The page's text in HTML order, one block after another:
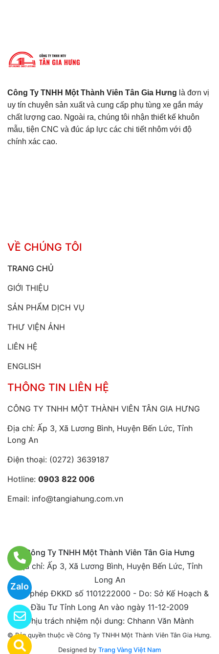
Zalo
Công Ty TNHH Một Thành Viên Tân Gia Hưng là đơn vị
uy tín chuyên sản xuất và cung cấp phụ tùng xe gắn máy
chất lượng cao. Ngoài ra, chúng tôi nhận thiết kế khuôn
mẫu, tiện CNC và đúc áp lực các chi tiết nhôm với độ
chính xác cao.
VỀ CHÚNG TÔI
TRANG CHỦ
GIỚI THIỆU
SẢN PHẨM DỊCH VỤ
THƯ VIỆN ẢNH
LIÊN HỆ
ENGLISH
THÔNG TIN LIÊN HỆ
CÔNG TY TNHH MỘT THÀNH VIÊN TÂN GIA HƯNG
Địa chỉ: Ấp 3, Xã Lương Bình, Huyện Bến Lức, Tỉnh
Long An
Điện thoại: (0272) 3639187
Hotline: 0903 822 006
Email: info@tangiahung.com.vn
Công Ty TNHH Một Thành Viên Tân Gia Hưng
Địa chỉ: Ấp 3, Xã Lương Bình, Huyện Bến Lức, Tỉnh
Long An
Giấy phép ĐKKD số 1101222000 - Do: Sở Kế Hoạch &
Đầu Tư Tỉnh Long An vào ngày 11-12-2009
Chịu trách nhiệm nội dung: Chhann Văn Mành
© Bản quyền thuộc về Công Ty TNHH Một Thành Viên Tân Gia Hưng.
Designed by Trang Vàng Việt Nam